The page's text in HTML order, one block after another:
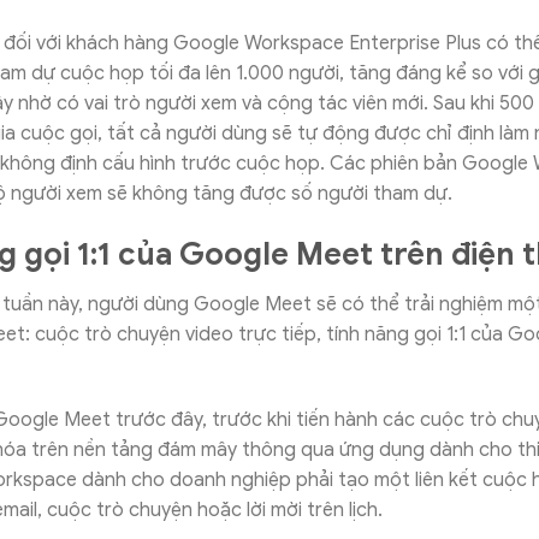
với khách hàng Google Workspace Enterprise Plus có
dự cuộc họp tối đa lên 1.000 người, tăng đáng kể so với
nhờ có vai trò người xem và cộng tác viên mới. Sau khi
cuộc gọi, tất cả người dùng sẽ tự động được chỉ định làm
định cấu hình trước cuộc họp. Các phiên bản Google
người xem sẽ không tăng được số người tham dự.
gọi 1:1 của Google Meet trên điện
này, người dùng Google Meet sẽ có thể trải nghiệm
cuộc trò chuyện video trực tiếp, tính năng gọi 1:1 của
Meet trước đây, trước khi tiến hành các cuộc trò
trên nền tảng đám mây thông qua ứng dụng dành cho
dành cho doanh nghiệp phải tạo một liên kết cuộc
cuộc trò chuyện hoặc lời mời trên lịch.